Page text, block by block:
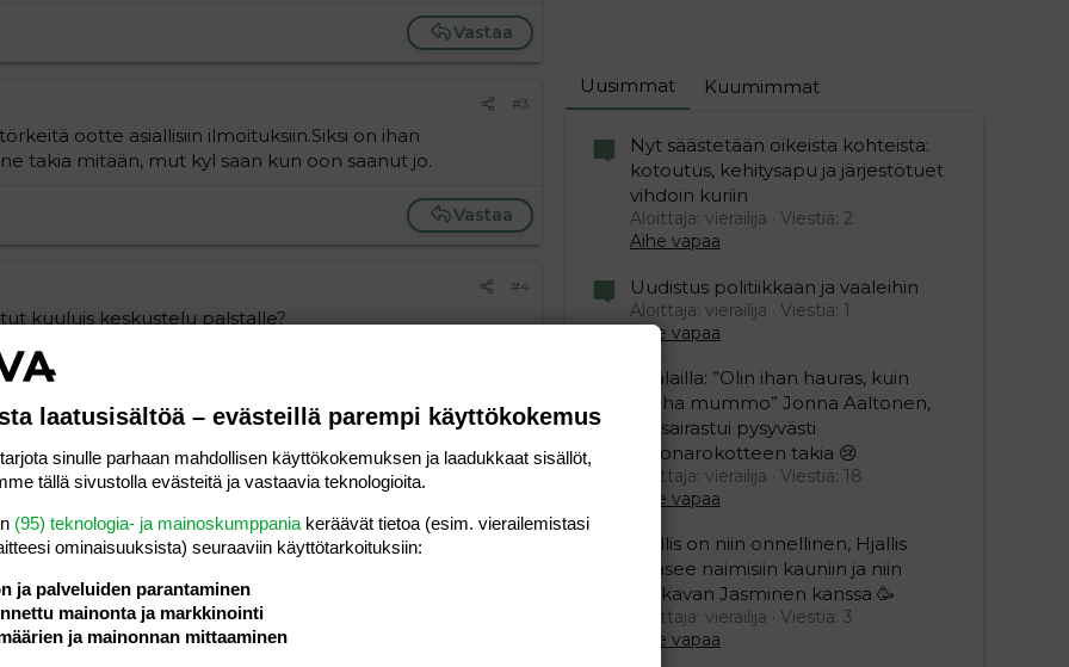
Vastaa
#3
ootte asiallisiin ilmoituksiin.Siksi on ihan
takia mitään, mut kyl saan kun oon saanut jo.
Vastaa
#4
kuuluis keskustelu palstalle?
Vastaa
Uusimmat Kuumimmat
Nyt säästetään oikeista kohteista:
kotoutus, kehitysapu ja järjestötuet
vihdoin kuriin
Aloittaja: vierailija
Viestiä: 2
Aihe vapaa
Uudistus politiikkaan ja vaaleihin
Aloittaja: vierailija
Viestiä: 1
Aihe vapaa
Sillälailla: ”Olin ihan hauras, kuin
vanha mummo” Jonna Aaltonen,
46, sairastui pysyvästi
koronarokotteen takia 😢
Aloittaja: vierailija
Viestiä: 18
Aihe vapaa
Hjallis on niin onnellinen, Hjallis
pääsee naimisiin kauniin ja niin
mukavan Jasminen kanssa 🥳
Aloittaja: vierailija
Viestiä: 3
Aihe vapaa
laatusisältöä – evästeillä parempi käyttökokemus
sinulle parhaan mahdollisen käyttökokemuksen ja laadukkaat sisällöt,
tällä sivustolla evästeitä ja vastaavia teknologioita.
(95) teknologia- ja mainoskumppania keräävät tietoa (esim. vierailemis­tasi
ominaisuuk­sista) seuraaviin käyttötarkoituksiin:
ja palveluiden parantaminen
mainonta ja markkinointi
ja mainonnan mittaaminen